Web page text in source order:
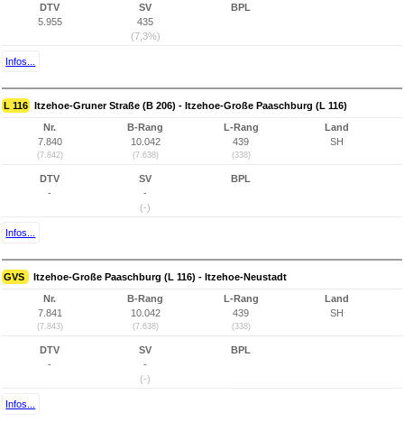
DTV
5.955
SV
435
(7,3%)
BPL
Infos...
L 116 Itzehoe-Gruner Straße (B 206) - Itzehoe-Große Paaschburg (L 116)
Nr.
7.840
(7.842)
B-Rang
10.042
(7.638)
L-Rang
439
(338)
Land
SH
DTV
-
SV
-
(-)
BPL
Infos...
GVS Itzehoe-Große Paaschburg (L 116) - Itzehoe-Neustadt
Nr.
7.841
(7.843)
B-Rang
10.042
(7.638)
L-Rang
439
(338)
Land
SH
DTV
-
SV
-
(-)
BPL
Infos...